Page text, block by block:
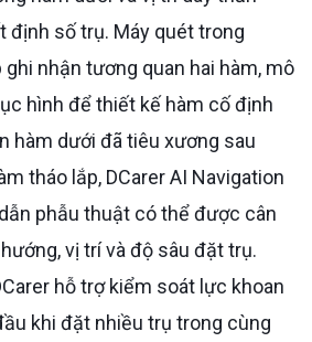
định số trụ. Máy quét trong
nhận tương quan hai hàm, mô
hình để thiết kế hàm cố định
hàm dưới đã tiêu xương sau
tháo lắp, DCarer AI Navigation
phẫu thuật có thể được cân
vị trí và độ sâu đặt trụ.
hỗ trợ kiểm soát lực khoan
khi đặt nhiều trụ trong cùng